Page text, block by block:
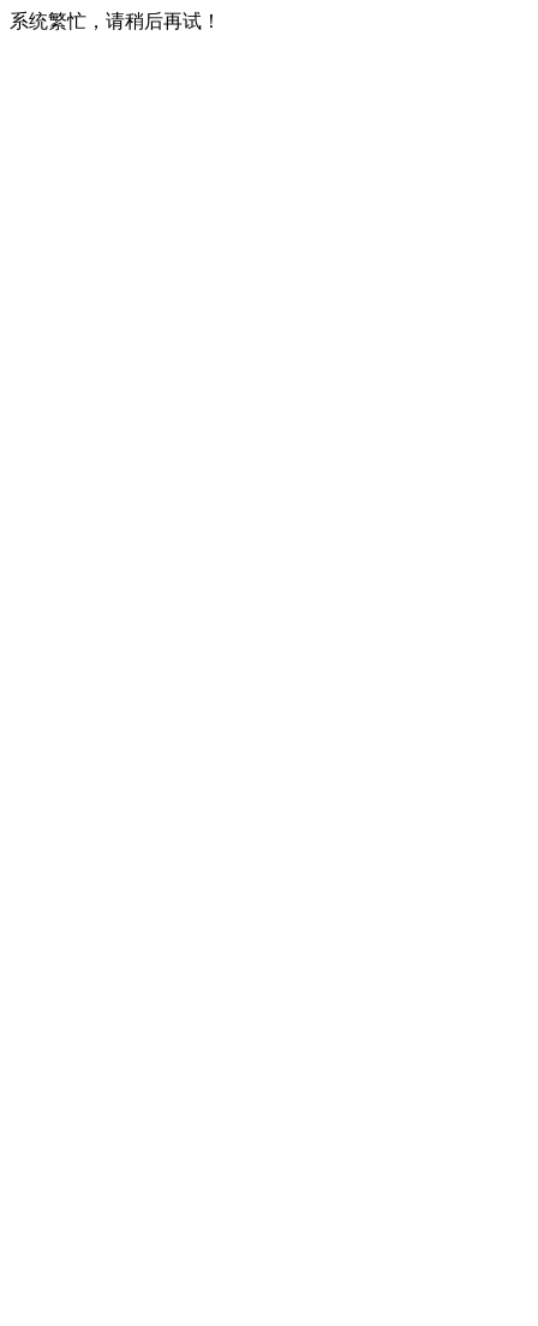
系统繁忙，请稍后再试！